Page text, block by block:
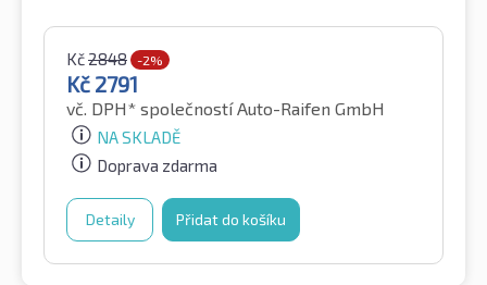
Kč2848 -2%
Kč 2791
vč. DPH* společností Auto-Raifen GmbH
NA SKLADĚ
Doprava zdarma
Detaily Přidat do košíku